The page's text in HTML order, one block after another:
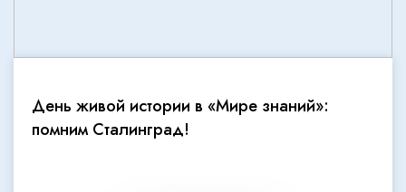
День живой истории в «Мире знаний»:
помним Сталинград!